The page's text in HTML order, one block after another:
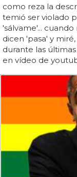
como reza la
temió ser violado
'sálvame'...
dicen 'pasa' y
durante las
en vídeo de